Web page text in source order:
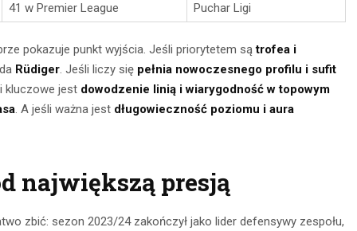
41 w Premier League
Puchar Ligi
pokazuje punkt wyjścia. Jeśli priorytetem sątrofea i
Rüdiger. Jeśli liczy się pełnia nowoczesnego profilu i sufit
kluczowe jest dowodzenie linią i wiarygodność w topowym
. A jeśli ważna jest długowieczność poziomu i aura
największą presją
zbić: sezon 2023/24 zakończył jako lider defensywy zespołu,